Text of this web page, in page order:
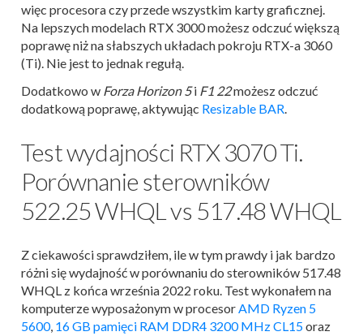
więc procesora czy przede wszystkim karty graficznej.
Na lepszych modelach RTX 3000 możesz odczuć większą
poprawę niż na słabszych układach pokroju RTX-a 3060
(Ti). Nie jest to jednak regułą.
Dodatkowo w Forza Horizon 5i F1 22możesz odczuć
dodatkową poprawę, aktywując Resizable BAR.
Test wydajności RTX 3070 Ti.
Porównanie sterowników
522.25 WHQL vs 517.48 WHQL
Z ciekawości sprawdziłem, ile w tym prawdy i jak bardzo
różni się wydajność w porównaniu do sterowników 517.48
WHQL z końca września 2022 roku. Test wykonałem na
komputerze wyposażonym w procesorAMD Ryzen 5
5600, 16 GB pamięci RAM DDR4 3200 MHz CL15oraz